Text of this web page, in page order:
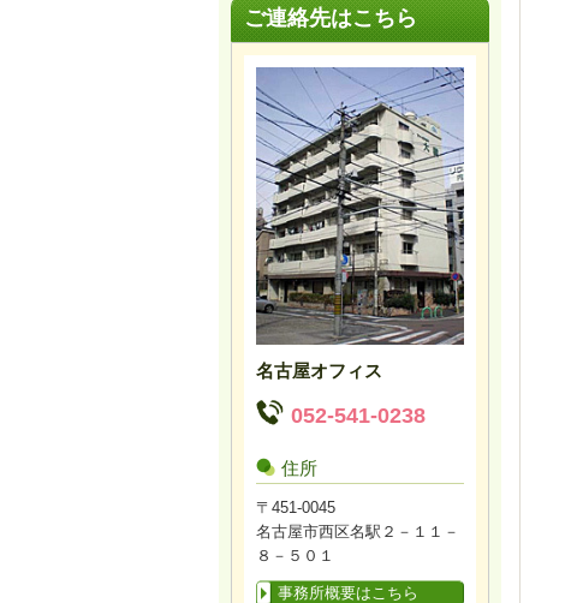
ご連絡先はこちら
名古屋オフィス
052-541-0238
住所
〒451-0045
名古屋市西区名駅２－１１－
８－５０１
事務所概要はこちら